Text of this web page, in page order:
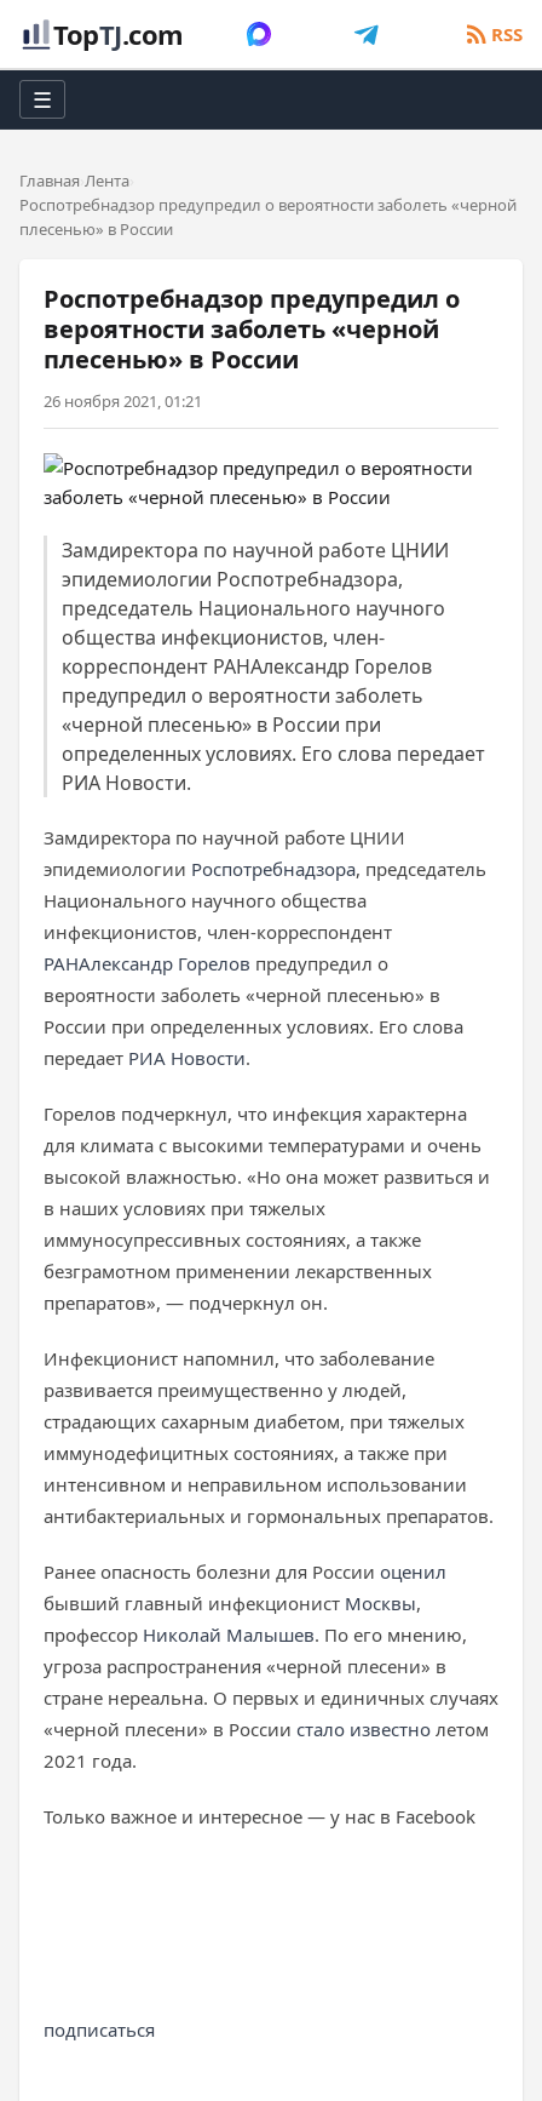
TopTJ.com RSS
☰
Главная Лента
Роспотребнадзор предупредил о вероятности заболеть «черной
плесенью» в России
Роспотребнадзор предупредил о
вероятности заболеть «черной
плесенью» в России
26 ноября 2021, 01:21
Замдиректора по научной работе ЦНИИ
эпидемиологии Роспотребнадзора,
председатель Национального научного
общества инфекционистов, член-
корреспондент РАНАлександр Горелов
предупредил о вероятности заболеть
«черной плесенью» в России при
определенных условиях. Его слова передает
РИА Новости.
Замдиректора по научной работе ЦНИИ
эпидемиологии Роспотребнадзора, председатель
Национального научного общества
инфекционистов, член-корреспондент
РАНАлександр Горелов предупредил о
вероятности заболеть «черной плесенью» в
России при определенных условиях. Его слова
передает РИА Новости.
Горелов подчеркнул, что инфекция характерна
для климата с высокими температурами и очень
высокой влажностью. «Но она может развиться и
в наших условиях при тяжелых
иммуносупрессивных состояниях, а также
безграмотном применении лекарственных
препаратов», — подчеркнул он.
Инфекционист напомнил, что заболевание
развивается преимущественно у людей,
страдающих сахарным диабетом, при тяжелых
иммунодефицитных состояниях, а также при
интенсивном и неправильном использовании
антибактериальных и гормональных препаратов.
Ранее опасность болезни для России оценил
бывший главный инфекционист Москвы,
профессор Николай Малышев. По его мнению,
угроза распространения «черной плесени» в
стране нереальна. О первых и единичных случаях
«черной плесени» в России стало известно летом
2021 года.
Только важное и интересное — у нас в Facebook
подписаться